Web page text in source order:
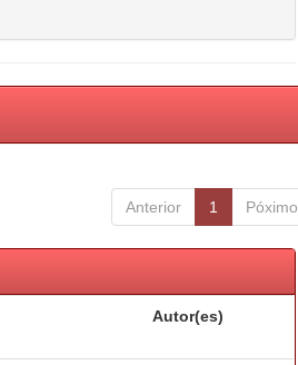
Anterior 1 Póximo
Autor(es)